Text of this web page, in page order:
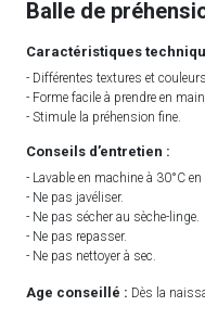
Balle de
Caractéristiques
- Différentes textures et couleurs.
- Forme facile à prendre en main.
- Stimule la préhension fine.
Conseils d’entretien :
- Lavable en machine à 30°C
- Ne pas javéliser.
- Ne pas sécher au sèche-linge.
- Ne pas repasser.
- Ne pas nettoyer à sec.
Age conseillé : Dès la